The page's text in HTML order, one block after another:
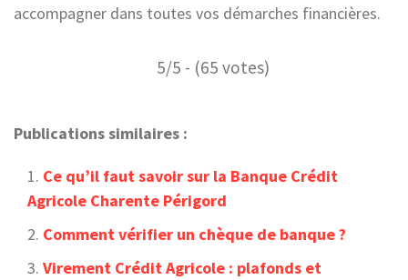
accompagner dans toutes vos démarches financières.
5/5 - (65 votes)
Publications similaires :
Ce qu’il faut savoir sur la Banque Crédit
Agricole Charente Périgord
Comment vérifier un chèque de banque ?
Virement Crédit Agricole : plafonds et